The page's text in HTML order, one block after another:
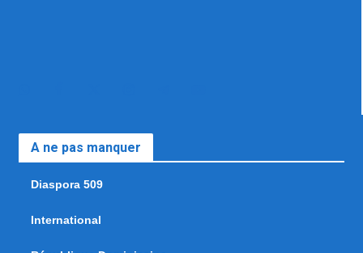
A ne pas manquer
Diaspora 509
International